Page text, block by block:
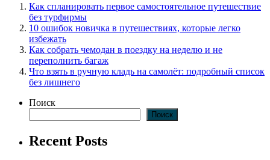
Как спланировать первое самостоятельное путешествие
без турфирмы
10 ошибок новичка в путешествиях, которые легко
избежать
Как собрать чемодан в поездку на неделю и не
переполнить багаж
Что взять в ручную кладь на самолёт: подробный список
без лишнего
Поиск
Поиск
Recent Posts